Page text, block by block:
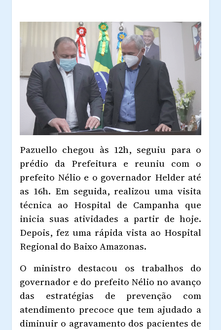
Pazuello chegou às 12h, seguiu para o
prédio da Prefeitura e reuniu com o
prefeito Nélio e o governador Helder até
as 16h. Em seguida, realizou uma visita
técnica ao Hospital de Campanha que
inicia suas atividades a partir de hoje.
Depois, fez uma rápida vista ao Hospital
Regional do Baixo Amazonas.
O ministro destacou os trabalhos do
governador e do prefeito Nélio no avanço
das estratégias de prevenção com
atendimento precoce que tem ajudado a
diminuir o agravamento dos pacientes de